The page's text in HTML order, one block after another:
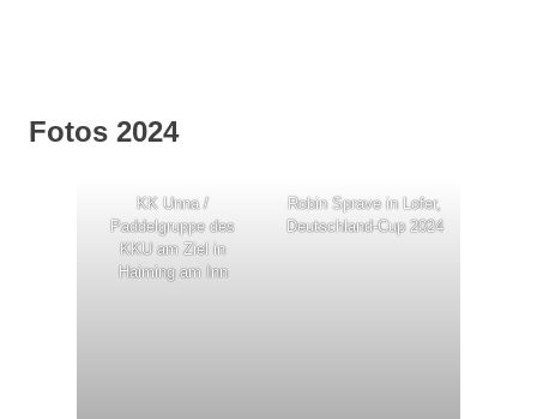
Fotos 2024
KK Unna /
Paddelgruppe des
KKU am Ziel in
Haiming am Inn
Robin Sprave in Lofer,
Deutschland-Cup 2024